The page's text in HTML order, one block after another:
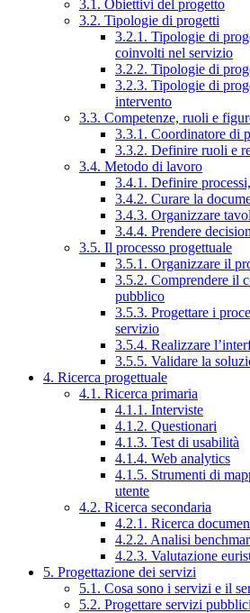
3.1. Obiettivi del progetto
3.2. Tipologie di progetti
3.2.1. Tipologie di
coinvolti nel servizio
3.2.2. Tipologie di
3.2.3. Tipologie di
intervento
3.3. Competenze, ruoli e
3.3.1. Coordinatore di
3.3.2. Definire ruoli e
3.4. Metodo di lavoro
3.4.1. Definire
3.4.2. Curare la
3.4.3. Organizzare
3.4.4. Prendere
3.5. Il processo progettuale
3.5.1. Organizzare il
3.5.2. Comprendere il
pubblico
3.5.3. Progettare i
servizio
3.5.4. Realizzare
3.5.5. Validare la
4. Ricerca progettuale
4.1. Ricerca primaria
4.1.1. Interviste
4.1.2. Questionari
4.1.3. Test di usabilità
4.1.4. Web analytics
4.1.5. Strumenti di
utente
4.2. Ricerca secondaria
4.2.1. Ricerca
4.2.2. Analisi
4.2.3. Valutazione
5. Progettazione dei servizi
5.1. Cosa sono i servizi e il
5.2. Progettare servizi